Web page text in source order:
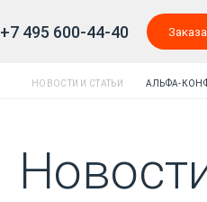
+7 495 600-44-40
НОВОСТИ И СТАТЬИ АЛЬФА-